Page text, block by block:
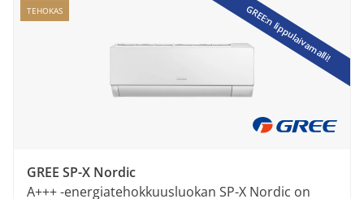
GREE:n lippulaivamalli!
TEHOKAS
GREE SP-X Nordic
A+++ -energiatehokkuusluokan SP-X Nordic on